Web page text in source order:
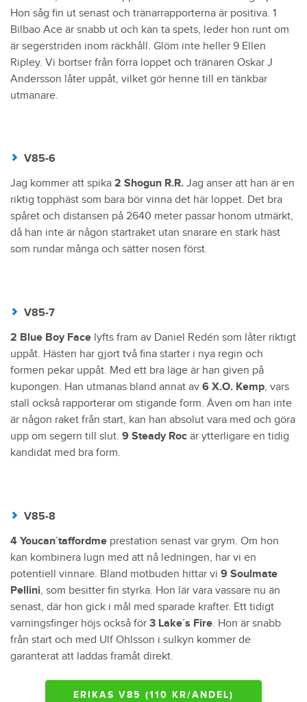
Hon såg fin ut senast och tränarrapporterna är positiva. 1
Bilbao Ace är snabb ut och kan ta spets, leder hon runt om
är segerstriden inom räckhåll. Glöm inte heller 9 Ellen
Ripley. Vi bortser från förra loppet och tränaren Oskar J
Andersson låter uppåt, vilket gör henne till en tänkbar
utmanare.
V85-6
Jag kommer att spika 2 Shogun R.R. Jag anser att han är en
riktig topphäst som bara bör vinna det här loppet. Det bra
spåret och distansen på 2640 meter passar honom utmärkt,
då han inte är någon startraket utan snarare en stark häst
som rundar många och sätter nosen först.
V85-7
2 Blue Boy Face lyfts fram av Daniel Redén som låter riktigt
uppåt. Hästen har gjort två fina starter i nya regin och
formen pekar uppåt. Med ett bra läge är han given på
kupongen. Han utmanas bland annat av 6 X.O. Kemp, vars
stall också rapporterar om stigande form. Även om han inte
är någon raket från start, kan han absolut vara med och göra
upp om segern till slut. 9 Steady Roc är ytterligare en tidig
kandidat med bra form.
V85-8
4 Youcan´taffordme prestation senast var grym. Om hon
kan kombinera lugn med att nå ledningen, har vi en
potentiell vinnare. Bland motbuden hittar vi 9 Soulmate
Pellini, som besitter fin styrka. Hon lär vara vassare nu än
senast, där hon gick i mål med sparade krafter. Ett tidigt
varningsfinger höjs också för 3 Lake´s Fire. Hon är snabb
från start och med Ulf Ohlsson i sulkyn kommer de
garanterat att laddas framåt direkt.
ERIKAS V85 (110 KR/ANDEL)